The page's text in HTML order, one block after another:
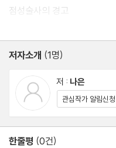
점성술사의 경고
별의 균열
심연의 계약
운명의 반역
살아남은 자의 이름으로
저자소개 (1명)
저 : 나은
관심작가 알림신청
한줄평 (0건)